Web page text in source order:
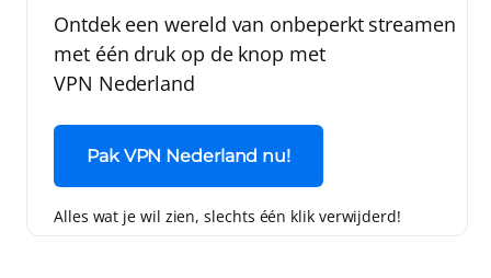
Ontdek een wereld van onbeperkt streamen
met één druk op de knop met
VPN Nederland
Pak VPN Nederland nu!
Alles wat je wil zien, slechts één klik verwijderd!